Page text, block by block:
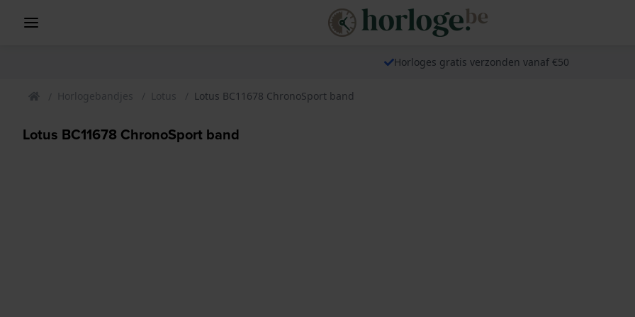
Horloges gratis verzonden vanaf €50
Horlogebandjes Lotus Lotus BC11678 ChronoSport band
Lotus BC11678 ChronoSport band